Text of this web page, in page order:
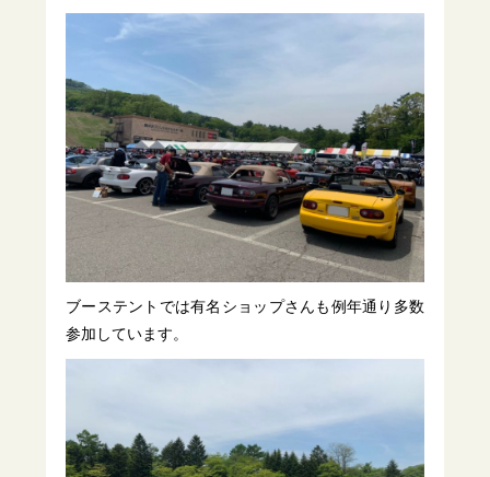
ブーステントでは有名ショップさんも例年通り多数
参加しています。